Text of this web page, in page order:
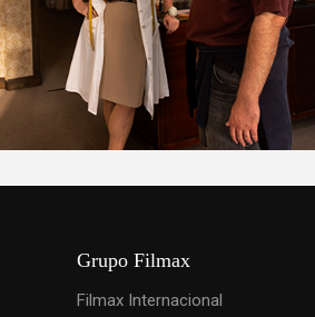
Grupo Filmax
Filmax Internacional